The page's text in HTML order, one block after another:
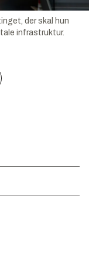
der skal hun
infrastruktur.